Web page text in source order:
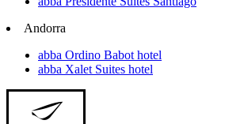
Andorra
abba Ordino Babot hotel
abba Xalet Suites hotel